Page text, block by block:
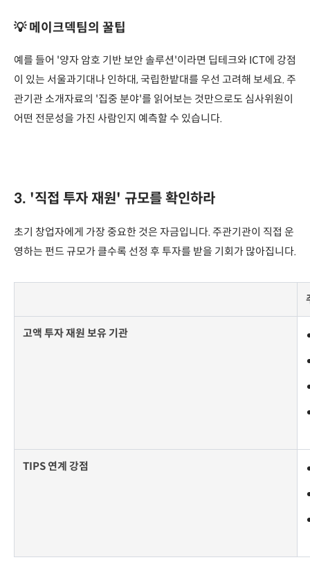
💡 메이크덱팀의 꿀팁
예를 들어 '양자 암호 기반 보안 솔루션'이라면 딥테크와 ICT에 강점
이 있는 서울과기대나 인하대, 국립한밭대를 우선 고려해 보세요. 주
관기관 소개자료의 '집중 분야'를 읽어보는 것만으로도 심사위원이
어떤 전문성을 가진 사람인지 예측할 수 있습니다.
3. '직접 투자 재원' 규모를 확인하라
초기 창업자에게 가장 중요한 것은 자금입니다. 주관기관이 직접 운
영하는 펀드 규모가 클수록 선정 후 투자를 받을 기회가 많아집니다.
고액 투자 재원 보유 기관
TIPS 연계 강점